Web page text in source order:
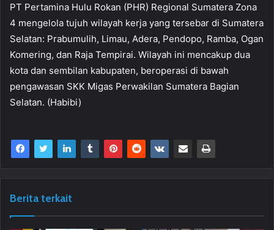
PT Pertamina Hulu Rokan (PHR) Regional Sumatera Zona
4 mengelola tujuh wilayah kerja yang tersebar di Sumatera
Selatan: Prabumulih, Limau, Adera, Pendopo, Ramba, Ogan
Komering, dan Raja Tempirai. Wilayah ini mencakup dua
kota dan sembilan kabupaten, beroperasi di bawah
pengawasan SKK Migas Perwakilan Sumatera Bagian
Selatan. (Habibi)
Berita terkait